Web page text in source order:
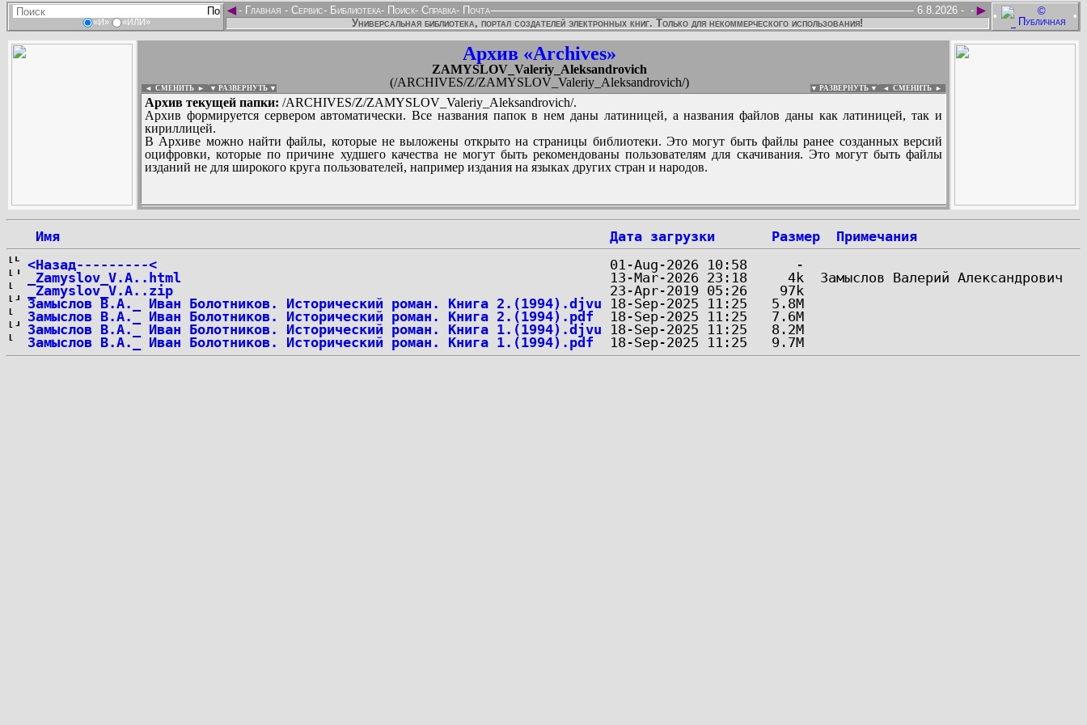
«И» «ИЛИ»
• •
◄ ►
- Главная - Сервис- Библиотека- Поиск- Справка- Почта -
6.8.2026 -
Универсальная библиотека, портал создателей электронных книг. Только для некоммерческого использования!
Архив «Archives»
ZAMYSLOV_Valeriy_Aleksandrovich
(/ARCHIVES/Z/ZAMYSLOV_Valeriy_Aleksandrovich/)
◄ СМЕНИТЬ ► ▼ РАЗВЕРНУТЬ ▼ ▼ РАЗВЕРНУТЬ ▼ ◄ СМЕНИТЬ ►
Архив текущей папки: /ARCHIVES/Z/ZAMYSLOV_Valeriy_Aleksandrovich/.
Архив формируется сервером автоматически. Все названия папок в нем даны латиницей, а названия файлов даны как латиницей, так и
кириллицей.
В Архиве можно найти файлы, которые не выложены открыто на страницы библиотеки. Это могут быть файлы ранее созданных версий
оцифровки, которые по причине худшего качества не могут быть рекомендованы пользователям для скачивания. Это могут быть файлы
изданий не для широкого круга пользователей, например издания на языках других стран и народов.
:
...
Имя Дата загрузки Размер
Примечания
<Назад---------<
_Zamyslov_V.A..html
_Zamyslov_V.A..zip
Замыслов В.А._ Иван Болотников. Исторический роман. Книга 2.(1994).djvu
Замыслов В.А._ Иван Болотников. Исторический роман. Книга 2.(1994).pdf
Замыслов В.А._ Иван Болотников. Исторический роман. Книга 1.(1994).djvu
Замыслов В.А._ Иван Болотников. Исторический роман. Книга 1.(1994).pdf